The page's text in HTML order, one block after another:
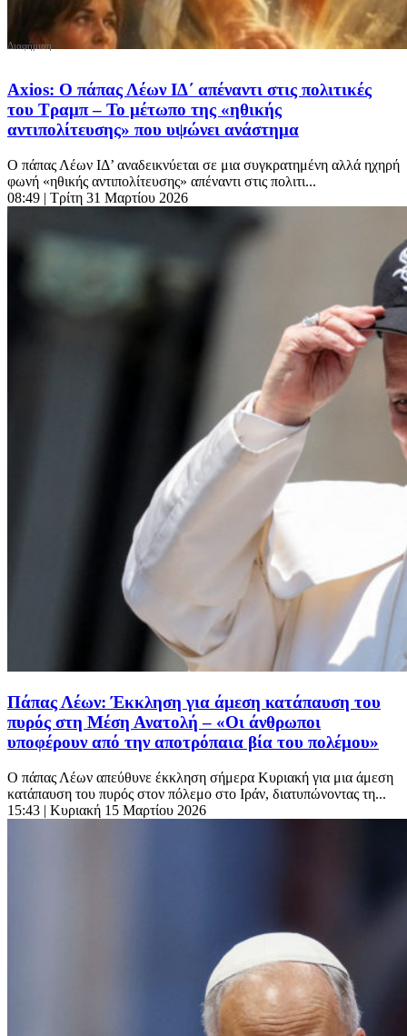
Axios: Ο πάπας Λέων ΙΔ΄ απέναντι στις πολιτικές
του Τραμπ – Το μέτωπο της «ηθικής
αντιπολίτευσης» που υψώνει ανάστημα
Ο πάπας Λέων ΙΔ’ αναδεικνύεται σε μια συγκρατημένη αλλά ηχηρή
φωνή «ηθικής αντιπολίτευσης» απέναντι στις πολιτι...
08:49 | Τρίτη 31 Μαρτίου 2026
Πάπας Λέων: Έκκληση για άμεση κατάπαυση του
πυρός στη Μέση Ανατολή – «Οι άνθρωποι
υποφέρουν από την αποτρόπαια βία του πολέμου»
Ο πάπας Λέων απεύθυνε έκκληση σήμερα Κυριακή για μια άμεση
κατάπαυση του πυρός στον πόλεμο στο Ιράν, διατυπώνοντας τη...
15:43 | Κυριακή 15 Μαρτίου 2026